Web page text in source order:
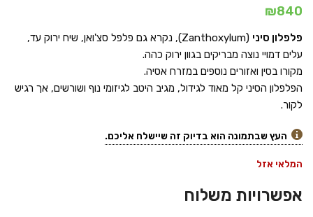
₪840
פלפלון סיני
(Zanthoxylum), נקרא גם פלפל סצ'ואן, שיח ירוק עד,
עלים דמויי נוצה מבריקים בגוון ירוק כהה.
מקורו בסין ואזורים נוספים במזרח אסיה.
הפלפלון הסיני קל מאוד לגידול, מגיב היטב לגיזומי נוף ושורשים, אך רגיש
לקור.
העץ שבתמונה הוא בדיוק זה שיישלח אליכם.
המלאי אזל
אפשרויות משלוח